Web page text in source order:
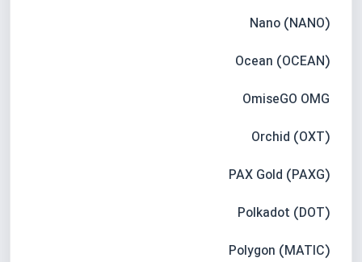
Nano (NANO)
Ocean (OCEAN)
OmiseGO OMG
Orchid (OXT)
PAX Gold (PAXG)
Polkadot (DOT)
Polygon (MATIC)